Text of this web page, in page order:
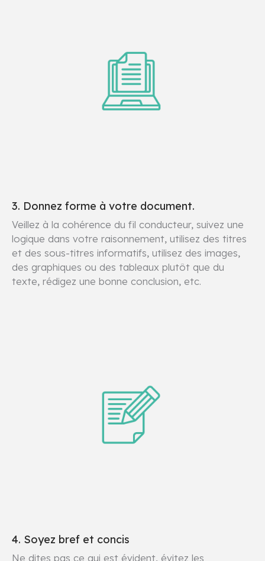
3. Donnez forme à votre document.
Veillez à la cohérence du fil conducteur, suivez une
logique dans votre raisonnement, utilisez des titres
et des sous-titres informatifs, utilisez des images,
des graphiques ou des tableaux plutôt que du
texte, rédigez une bonne conclusion, etc.
4. Soyez bref et concis
Ne dites pas ce qui est évident, évitez les